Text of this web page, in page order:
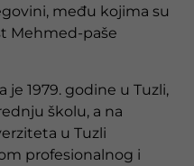
među kojima su
Mehmed-paše
je 1979. godine u Tuzli,
školu, a na
u Tuzli
profesionalnog i